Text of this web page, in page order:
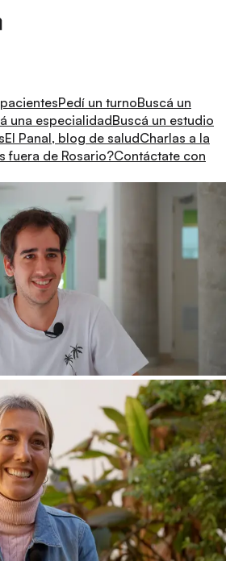
Pedí un turnoBuscá un
una especialidadBuscá un estudio
El Panal, blog de saludCharlas a la
fuera de Rosario?Contáctate con